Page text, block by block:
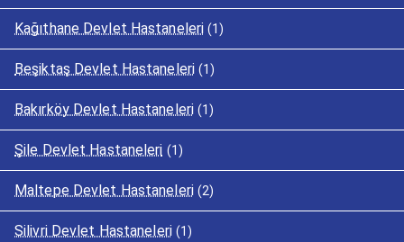
Kağıthane Devlet Hastaneleri (1)
Beşiktaş Devlet Hastaneleri (1)
Bakırköy Devlet Hastaneleri (1)
Şile Devlet Hastaneleri (1)
Maltepe Devlet Hastaneleri (2)
Silivri Devlet Hastaneleri (1)